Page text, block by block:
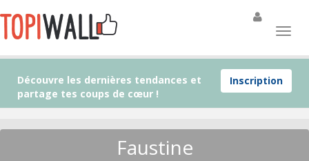
Inscription
Découvre les dernières tendances et
partage tes coups de cœur !
Faustine